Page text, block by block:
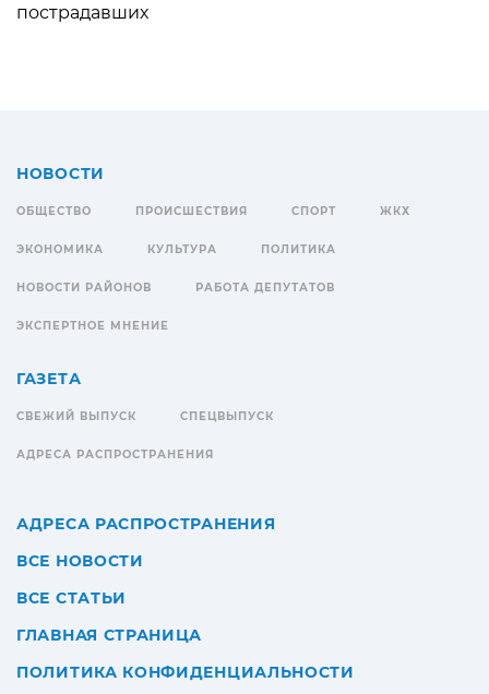
пострадавших
НОВОСТИ
ОБЩЕСТВО ПРОИСШЕСТВИЯ СПОРТ ЖКХ
ЭКОНОМИКА КУЛЬТУРА ПОЛИТИКА
НОВОСТИ РАЙОНОВ РАБОТА ДЕПУТАТОВ
ЭКСПЕРТНОЕ МНЕНИЕ
ГАЗЕТА
СВЕЖИЙ ВЫПУСК СПЕЦВЫПУСК
АДРЕСА РАСПРОСТРАНЕНИЯ
АДРЕСА РАСПРОСТРАНЕНИЯ
ВСЕ НОВОСТИ
ВСЕ СТАТЬИ
ГЛАВНАЯ СТРАНИЦА
ПОЛИТИКА КОНФИДЕНЦИАЛЬНОСТИ